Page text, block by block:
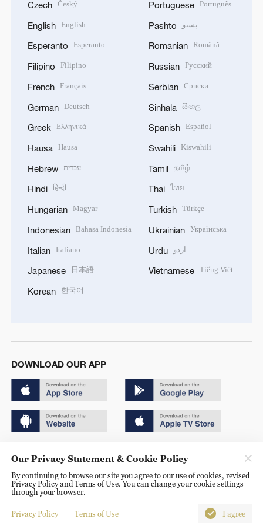
Czech Český
English English
Esperanto Esperanto
Filipino Filipino
French Français
German Deutsch
Greek Ελληνικά
Hausa Hausa
Hebrew עברית
Hindi हिन्दी
Hungarian Magyar
Indonesian Bahasa Indonesia
Italian Italiano
Japanese 日本語
Korean 한국어
Portuguese Português
Pashto پښتو
Romanian Română
Russian Русский
Serbian Српски
Sinhala සිංහල
Spanish Español
Swahili Kiswahili
Tamil தமிழ்
Thai ไทย
Turkish Türkçe
Ukrainian Українська
Urdu اردو
Vietnamese Tiếng Việt
DOWNLOAD OUR APP
京ICP备20000184号
京公网安备 11010502050052号
Disinformation report hotline: 010-85061466
Our Privacy Statement & Cookie Policy
By continuing to browse our site you agree to our use of cookies, revised
Privacy Policy and Terms of Use. You can change your cookie settings
through your browser.
Privacy Policy Terms of Use I agree